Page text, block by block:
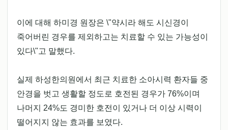
이에 대해 하미경 원장은 \"약시라 해도 시신경이
죽어버린 경우를 제외하고는 치료할 수 있는 가능성이
있다\"고 말했다.
실제 하성한의원에서 최근 치료한 소아시력 환자들 중
안경을 벗고 생활할 정도로 호전된 경우가 76%이며
나머지 24%도 경미한 호전이 있거나 더 이상 시력이
떨어지지 않는 효과를 보였다.